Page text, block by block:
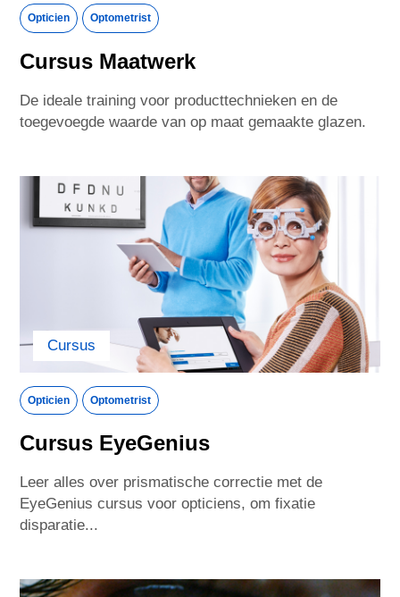
Opticien Optometrist
Cursus Maatwerk
De ideale training voor producttechnieken en de
toegevoegde waarde van op maat gemaakte glazen.
Cursus
Opticien Optometrist
Cursus EyeGenius
Leer alles over prismatische correctie met de
EyeGenius cursus voor opticiens, om fixatie
disparatie...